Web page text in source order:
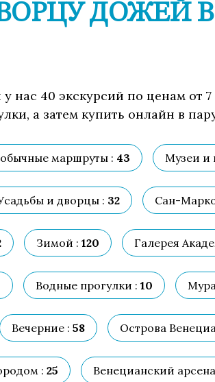
ДОЖЕЙ
нас 40 экскурсий по ценам от
а затем купить онлайн в
маршруты : 43 Музеи и
и дворцы : 32 Сан-
Зимой : 120 Галерея
Водные прогулки : 10
Вечерние : 58 Острова
: 25 Венецианский